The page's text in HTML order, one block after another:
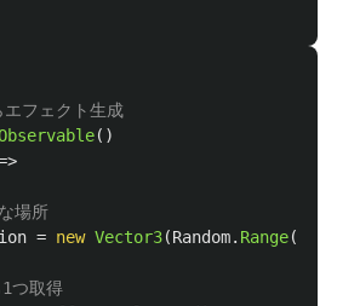
フェクト生成
()
場所
= new Vector3(Random. Range(-
つ取得